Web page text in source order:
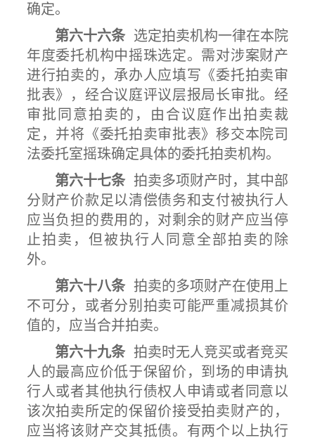
确定。
第六十六条 选定拍卖机构一律在本院
年度委托机构中摇珠选定。需对涉案财产
进行拍卖的，承办人应填写《委托拍卖审
批表》，经合议庭评议层报局长审批。经
审批同意拍卖的，由合议庭作出拍卖裁
定，并将《委托拍卖审批表》移交本院司
法委托室摇珠确定具体的委托拍卖机构。
第六十七条 拍卖多项财产时，其中部
分财产价款足以清偿债务和支付被执行人
应当负担的费用的，对剩余的财产应当停
止拍卖，但被执行人同意全部拍卖的除
外。
第六十八条 拍卖的多项财产在使用上
不可分，或者分别拍卖可能严重减损其价
值的，应当合并拍卖。
第六十九条 拍卖时无人竞买或者竞买
人的最高应价低于保留价，到场的申请执
行人或者其他执行债权人申请或者同意以
该次拍卖所定的保留价接受拍卖财产的，
应当将该财产交其抵债。有两个以上执行